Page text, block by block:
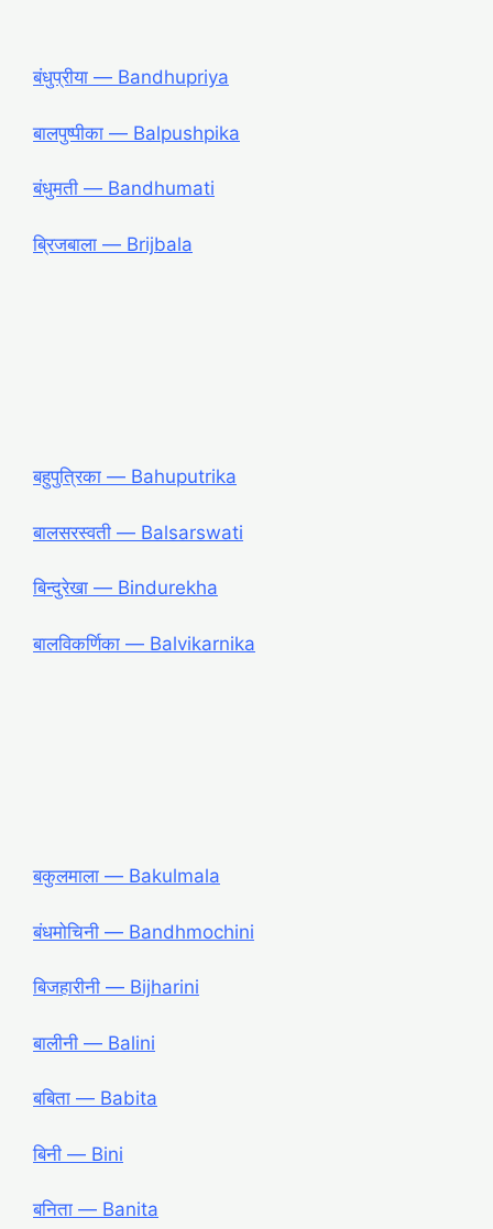
बंधुप्रीया ― Bandhupriya
बालपुष्पीका ― Balpushpika
बंधुमती ― Bandhumati
ब्रिजबाला ― Brijbala
बहुपुत्रिका ― Bahuputrika
बालसरस्वती ― Balsarswati
बिन्दुरेखा ― Bindurekha
बालविकर्णिका ― Balvikarnika
बकुलमाला ― Bakulmala
बंधमोचिनी ― Bandhmochini
बिजहारीनी ― Bijharini
बालीनी ― Balini
बबिता ― Babita
बिनी ― Bini
बनिता ― Banita